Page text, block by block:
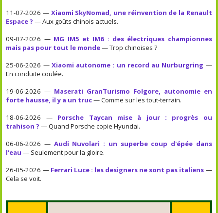
11-07-2026 — Xiaomi SkyNomad, une réinvention de la Renault
Espace ? — Aux goûts chinois actuels.
09-07-2026 — MG IM5 et IM6 : des électriques championnes
mais pas pour tout le monde— Trop chinoises ?
25-06-2026 — Xiaomi autonome : un record au Nurburgring —
En conduite coulée.
19-06-2026 — Maserati GranTurismo Folgore, autonomie en
forte hausse, il y a un truc— Comme sur les tout-terrain.
18-06-2026 — Porsche Taycan mise à jour : progrès ou
trahison ? — Quand Porsche copie Hyundai.
06-06-2026 — Audi Nuvolari : un superbe coup d'épée dans
l'eau — Seulement pour la gloire.
26-05-2026 — Ferrari Luce : les designers ne sont pas italiens —
Cela se voit.